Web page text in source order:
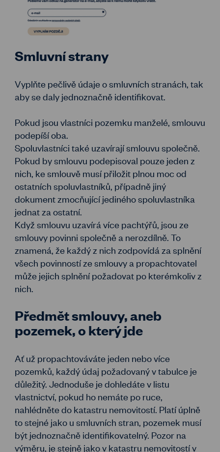
Smluvní strany
Vyplňte pečlivě údaje o smluvních stranách, tak
aby se daly jednoznačně identifikovat.
Pokud jsou vlastníci pozemku manželé, smlouvu
podepíší oba.
Spoluvlastníci také uzavírají smlouvu společně.
Pokud by smlouvu podepisoval pouze jeden z
nich, ke smlouvě musí přiložit plnou moc od
ostatních spoluvlastníků, případně jiný
dokument zmocňující jediného spoluvlastníka
jednat za ostatní.
Když smlouvu uzavírá více pachtýřů, jsou ze
smlouvy povinni společně a nerozdílně. To
znamená, že každý z nich zodpovídá za splnění
všech povinností ze smlouvy a propachtovatel
může jejich splnění požadovat po kterémkoliv z
nich.
Předmět smlouvy, aneb
pozemek, o který jde
Ať už propachtováváte jeden nebo více
pozemků, každý údaj požadovaný v tabulce je
důležitý. Jednoduše je dohledáte v listu
vlastnictví, pokud ho nemáte po ruce,
nahlédněte do katastru nemovitostí. Platí úplně
to stejné jako u smluvních stran, pozemek musí
být jednoznačně identifikovatelný. Pozor na
výměru, je stejně jako v katastru nemovitostí v